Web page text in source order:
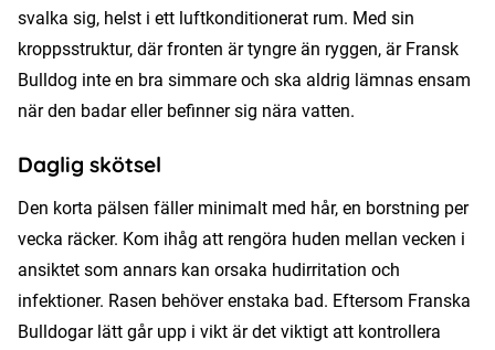
svalka sig, helst i ett luftkonditionerat rum. Med sin
kroppsstruktur, där fronten är tyngre än ryggen, är Fransk
Bulldog inte en bra simmare och ska aldrig lämnas ensam
när den badar eller befinner sig nära vatten.
Daglig skötsel
Den korta pälsen fäller minimalt med hår, en borstning per
vecka räcker. Kom ihåg att rengöra huden mellan vecken i
ansiktet som annars kan orsaka hudirritation och
infektioner. Rasen behöver enstaka bad. Eftersom Franska
Bulldogar lätt går upp i vikt är det viktigt att kontrollera